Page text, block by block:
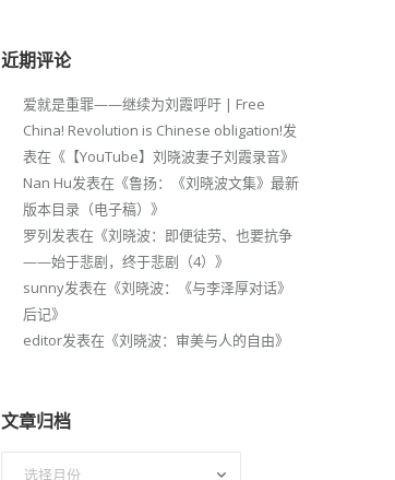
近期评论
爱就是重罪——继续为刘霞呼吁 | Free
China! Revolution is Chinese obligation!发
表在《【YouTube】刘晓波妻子刘霞录音》
Nan Hu发表在《鲁扬：《刘晓波文集》最新
版本目录（电子稿） 》
罗列发表在《刘晓波：即便徒劳、也要抗争
——始于悲剧，终于悲剧（4） 》
sunny发表在《刘晓波：《与李泽厚对话》
后记》
editor发表在《刘晓波：审美与人的自由》
文章归档